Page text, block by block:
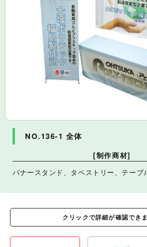
NO.136-1 全体
[制作商材]
バナースタンド、タペストリー、テーブ
クリックで詳細が確認できま